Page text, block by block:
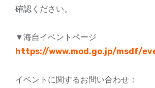
確認ください。
▼海自イベントページ
https://www.mod.go.jp/msdf/
イベントに関するお問い合わせ：